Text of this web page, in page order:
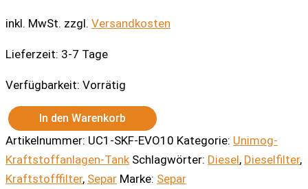
inkl. MwSt. zzgl. Versandkosten
Lieferzeit: 3-7 Tage
Verfügbarkeit: Vorrätig
Dieselfilter
Separ
Kraftstofffilter
10
In den Warenkorb
Artikelnummer: UC1-SKF-EVO10 Kategorie: Unimog-
Kraftstoffanlagen-Tank Schlagwörter: Diesel, Dieselfilter,
Kraftstofffilter, Separ Marke: Separ